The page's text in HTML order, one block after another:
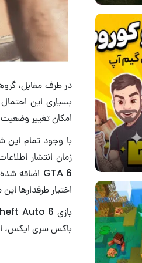
در طرف مقابل،
بسیاری این
امکان تغییر وضعیت
با وجود تمام این
زمان انتشار
اختیار طرفدارها
بازی Grand Theft Auto 6 در
باکس سری ایکس، ایکس